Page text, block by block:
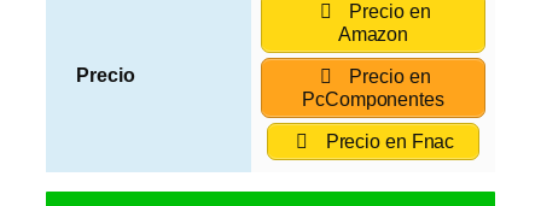
Precio
Precio en
Amazon
Precio en
PcComponentes
Precio en Fnac